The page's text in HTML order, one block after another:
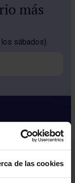
de las cookies
más
sábados).